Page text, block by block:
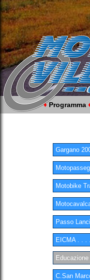
♦Programma
Gargano
Motobike
Passo
EICMA . . .
C.San